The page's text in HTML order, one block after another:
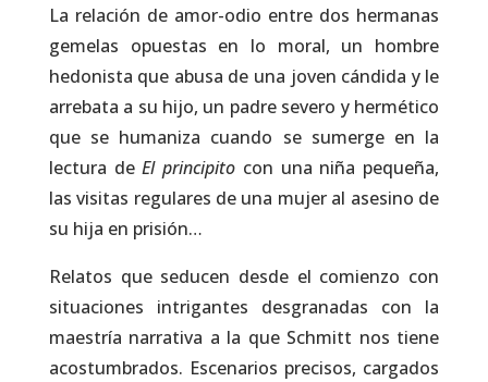
La relación de amor-odio entre dos hermanas
gemelas opuestas en lo moral, un hombre
hedonista que abusa de una joven cándida y le
arrebata a su hijo, un padre severo y hermético
que se humaniza cuando se sumerge en la
lectura deEl principito con una niña pequeña,
las visitas regulares de una mujer al asesino de
su hija en prisión…
Relatos que seducen desde el comienzo con
situaciones intrigantes desgranadas con la
maestría narrativa a la que Schmitt nos tiene
acostumbrados. Escenarios precisos, cargados